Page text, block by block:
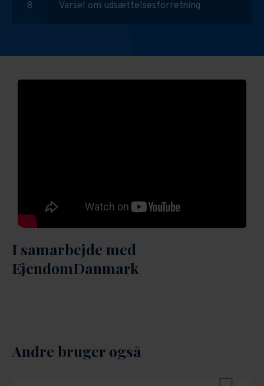
Varsel om udsættelsesforretning
I samarbejde med
EjendomDanmark
Andre bruger også